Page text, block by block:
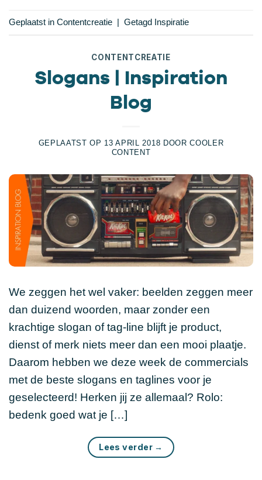
Geplaatst in Contentcreatie | Getagd Inspiratie
CONTENTCREATIE
Slogans | Inspiration
Blog
GEPLAATST OP 13 APRIL 2018 DOORCOOLER
CONTENT
We zeggen het wel vaker: beelden zeggen meer
dan duizend woorden, maar zonder een
krachtige slogan of tag-line blijft je product,
dienst of merk niets meer dan een mooi plaatje.
Daarom hebben we deze week de commercials
met de beste slogans en taglines voor je
geselecteerd! Herken jij ze allemaal? Rolo:
bedenk goed wat je […]
Lees verder →